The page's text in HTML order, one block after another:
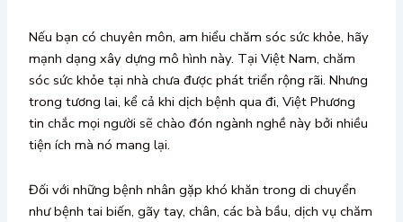
Nếu bạn có chuyên môn, am hiểu chăm sóc sức khỏe, hãy
mạnh dạng xây dựng mô hình này. Tại Việt Nam, chăm
sóc sức khỏe tại nhà chưa được phát triển rộng rãi. Nhưng
trong tương lai, kể cả khi dịch bệnh qua đi, Việt Phương
tin chắc mọi người sẽ chào đón ngành nghề này bởi nhiều
tiện ích mà nó mang lại.
Đối với những bệnh nhân gặp khó khăn trong di chuyển
như bệnh tai biến, gãy tay, chân, các bà bầu, dịch vụ chăm